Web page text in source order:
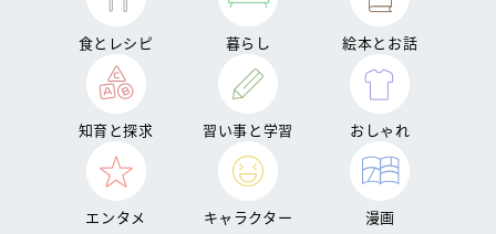
食とレシピ 暮らし 絵本とお話
知育と探求 習い事と学習 おしゃれ
エンタメ キャラクター 漫画